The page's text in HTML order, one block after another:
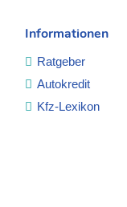
Informationen
Ratgeber
Autokredit
Kfz-Lexikon